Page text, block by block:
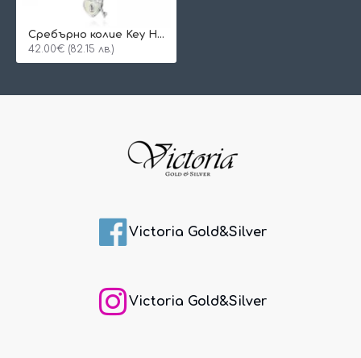
Сребърно колие Key Heart
42.00€ (82.15 лв.)
Victoria Gold&Silver
Victoria Gold&Silver